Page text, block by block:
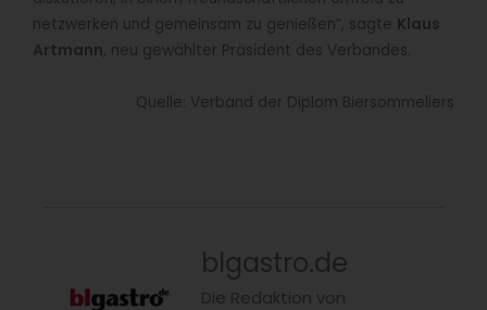
netzwerken und gemeinsam zu genießen“, sagte Klaus
Artmann, neu gewählter Präsident des Verbandes.
Quelle: Verband der Diplom Biersommeliers
blgastro.de
Die Redaktion von